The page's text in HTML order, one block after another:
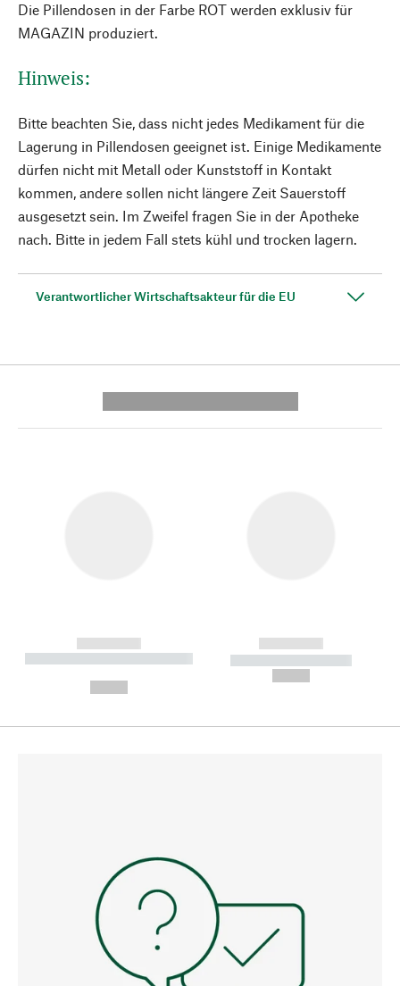
Die Pillendosen in der Farbe ROT werden exklusiv für
MAGAZIN produziert.
Hinweis:
Bitte beachten Sie, dass nicht jedes Medikament für die
Lagerung in Pillendosen geeignet ist. Einige Medikamente
dürfen nicht mit Metall oder Kunststoff in Kontakt
kommen, andere sollen nicht längere Zeit Sauerstoff
ausgesetzt sein. Im Zweifel fragen Sie in der Apotheke
nach. Bitte in jedem Fall stets kühl und trocken lagern.
Verantwortlicher Wirtschaftsakteur für die EU
------------
----------- ----------- --------
------------
----------- -----------